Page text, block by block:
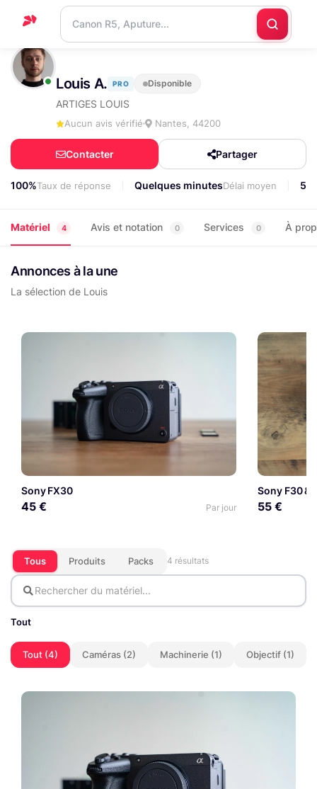
Accueil
Support
Nous
contacter
Louis A. PRO Disponible
ARTIGES LOUIS
Aucun avis vérifié Nantes, 44200
Contacter Partager
100%Taux de réponse Quelques minutesDélai moyen
Matériel 4 Avis et notation 0 Services 0 À
Annonces à la une
La sélection de Louis
Sony FX30
45 € Par jour
Sony F30 &
55 €
Tous Produits Packs 4 résultats
Tout
Tout (4) Caméras (2) Machinerie (1) Objectif (1)